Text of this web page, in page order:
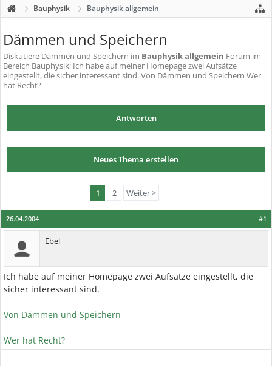
Bauphysik Bauphysik allgemein
Dämmen und Speichern
Diskutiere Dämmen und Speichern im Bauphysik allgemein Forum im
Bereich Bauphysik; Ich habe auf meiner Homepage zwei Aufsätze
eingestellt, die sicher interessant sind. Von Dämmen und Speichern Wer
hat Recht?
Antworten
Neues Thema erstellen
1 2 Weiter >
#1
26.04.2004
Ebel
Ich habe auf meiner Homepage zwei Aufsätze eingestellt, die
sicher interessant sind.
Von Dämmen und Speichern
Wer hat Recht?